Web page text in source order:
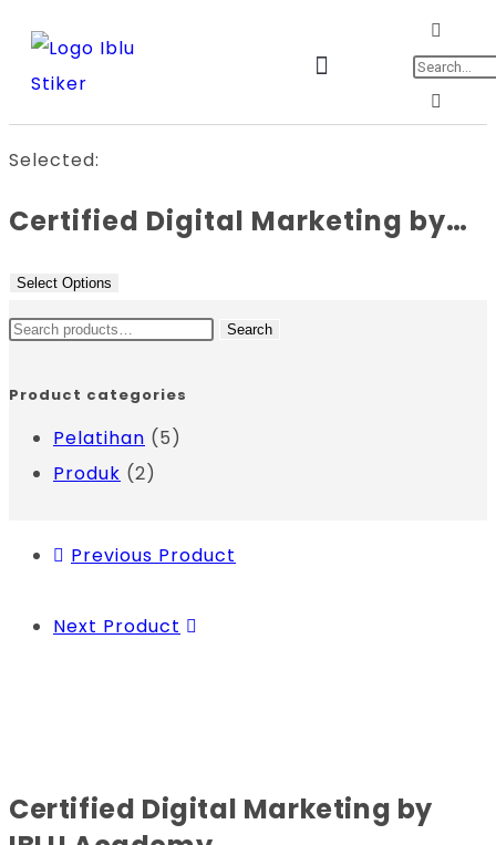
Selected:
Certified Digital Marketing by…
Select Options
Search
Product categories
Pelatihan (5)
Produk (2)
Previous Product
Next Product
Certified Digital Marketing by